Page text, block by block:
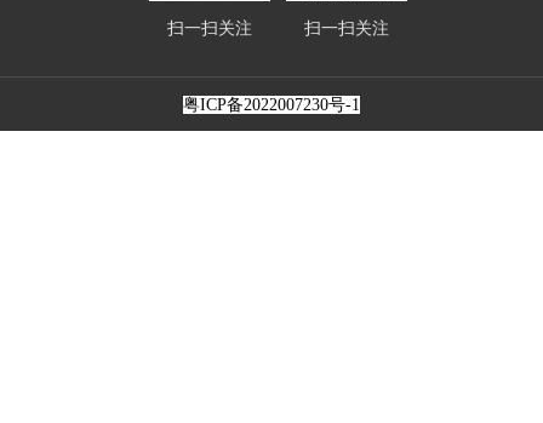
扫一扫关注 扫一扫关注
粤ICP备2022007230号-1